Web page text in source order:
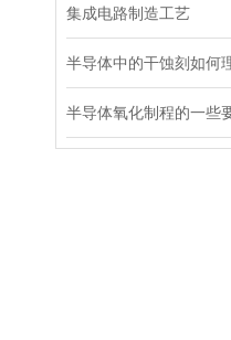
集成电路制造工艺
半导体中的干蚀刻如何
半导体氧化制程的一些